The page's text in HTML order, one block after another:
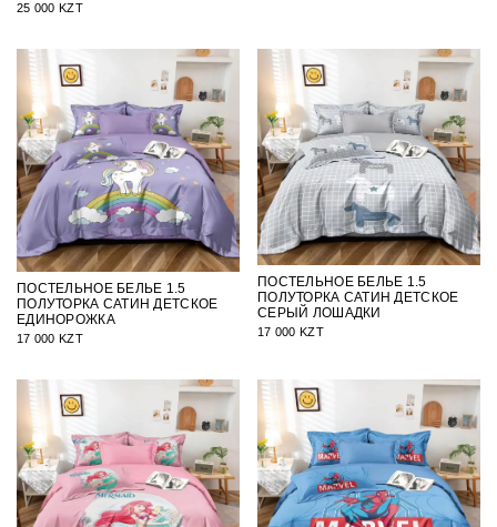
25 000 KZT
ПОСТЕЛЬНОЕ БЕЛЬЕ 1.5
ПОЛУТОРКА САТИН ДЕТСКОЕ
ЕДИНОРОЖКА
17 000 KZT
ПОСТЕЛЬНОЕ БЕЛЬЕ 1.5
ПОЛУТОРКА САТИН ДЕТСКОЕ
СЕРЫЙ ЛОШАДКИ
17 000 KZT